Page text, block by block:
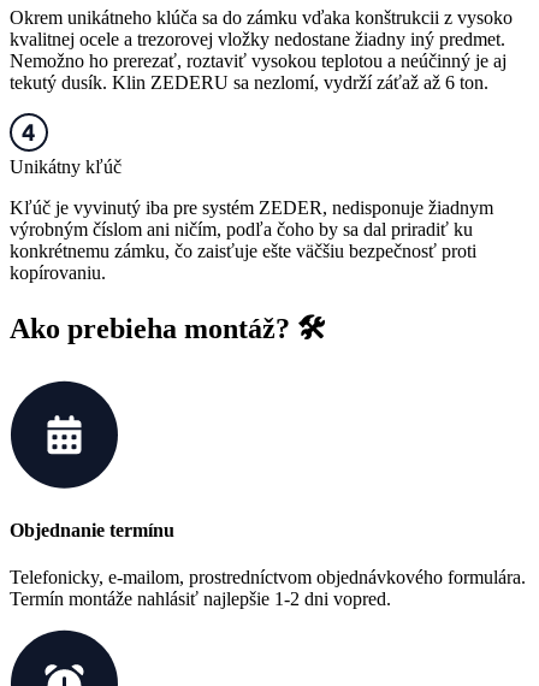
Okrem unikátneho klúča sa do zámku vďaka konštrukcii z vysoko
kvalitnej ocele a trezorovej vložky nedostane žiadny iný predmet.
Nemožno ho prerezať, roztaviť vysokou teplotou a neúčinný je aj
tekutý dusík. Klin ZEDERU sa nezlomí, vydrží záťaž až 6 ton.
Unikátny kľúč
Kľúč je vyvinutý iba pre systém ZEDER, nedisponuje žiadnym
výrobným číslom ani ničím, podľa čoho by sa dal priradiť ku
konkrétnemu zámku, čo zaisťuje ešte väčšiu bezpečnosť proti
kopírovaniu.
Ako prebieha montáž? 🛠️
Objednanie termínu
Telefonicky, e-mailom, prostredníctvom objednávkového formulára.
Termín montáže nahlásiť najlepšie 1-2 dni vopred.